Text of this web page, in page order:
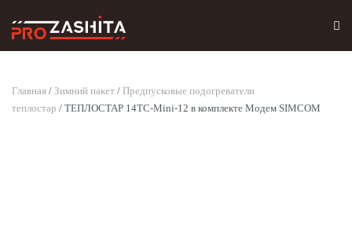
Skip to main content
Главная / Зимний пакет / Предпусковые подогреватели
теплостар / ТЕПЛОСТАР 14ТС-Mini-12 в комплекте Модем SIMCOM